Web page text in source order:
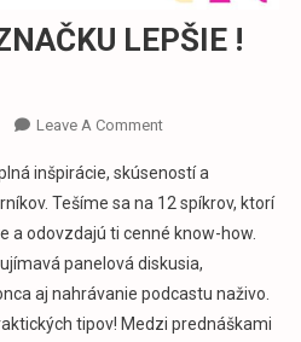
LEPŠIE !
Leave A CommentOn
SVOJU
ZNAČKU
LEPŠIE
!
inšpirácie, skúseností a
Tešíme sa na 12 spíkrov, ktorí
a odovzdajú ti cenné know-how.
panelová diskusia,
aj nahrávanie podcastu naživo.
tipov! Medzi prednáškami